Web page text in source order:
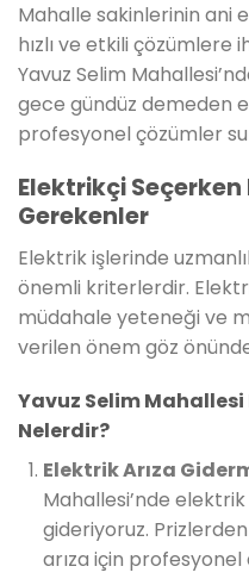
Mahalle sakinlerinin ani
hızlı ve etkili çözümlere
Yavuz Selim
gece gündüz demeden
profesyonel çözümler
Elektrikçi
Gerekenler
Elektrik işlerinde
önemli kriterlerdir.
müdahale yeteneği ve
verilen önem göz
Yavuz Selim
Nelerdir?
Elektrik Arıza
Mahallesi’nde elektrik
gideriyoruz.
arıza için